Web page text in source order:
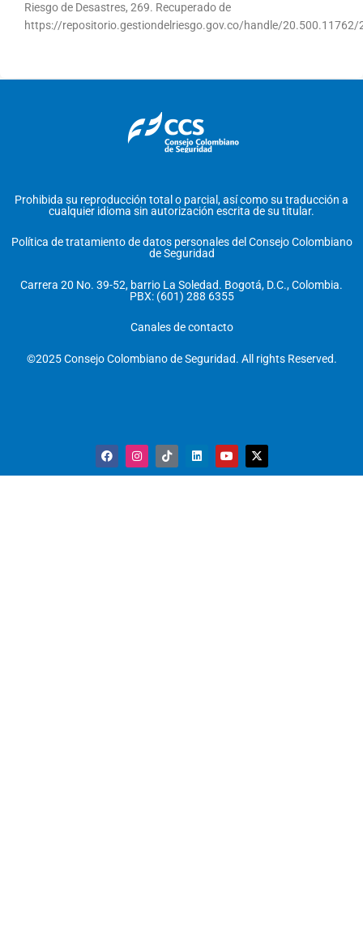
Riesgo de Desastres, 269. Recuperado de
https://repositorio.gestiondelriesgo.gov.co/handle/20.500.11762/
Prohibida su reproducción total o parcial, así como su traducción a
cualquier idioma sin autorización escrita de su titular.
Política de tratamiento de datos personales del Consejo Colombiano
de Seguridad
Carrera 20 No. 39-52, barrio La Soledad. Bogotá, D.C., Colombia.
PBX: (601) 288 6355
Canales de contacto
©2025 Consejo Colombiano de Seguridad. All rights Reserved.
F
a
c
I
n
s
T
i
k
L
i
Y
o
u
X
-
t